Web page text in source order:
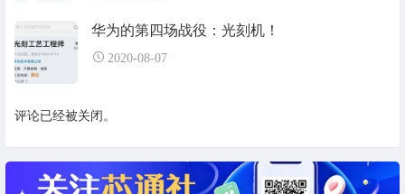
华为的第四场战役：光刻机！
2020-08-07
评论已经被关闭。